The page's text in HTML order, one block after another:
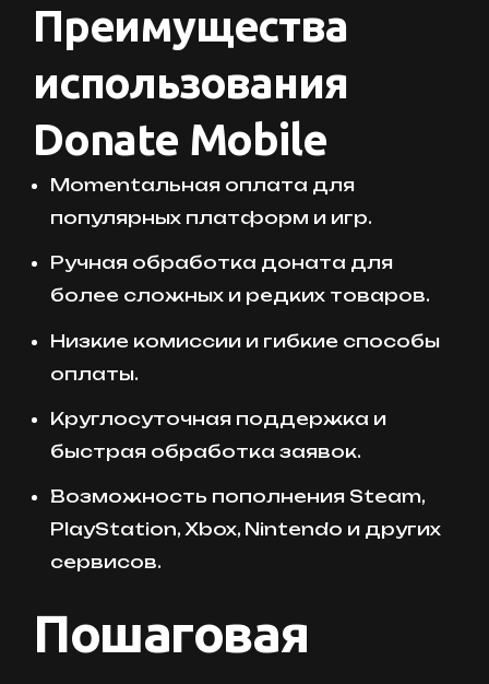
Преимущества
использования
Donate Mobile
Мomentальная оплата для
популярных платформ и игр.
Ручная обработка доната для
более сложных и редких товаров.
Низкие комиссии и гибкие способы
оплаты.
Круглосуточная поддержка и
быстрая обработка заявок.
Возможность пополнения Steam,
PlayStation, Xbox, Nintendo и других
сервисов.
Пошаговая